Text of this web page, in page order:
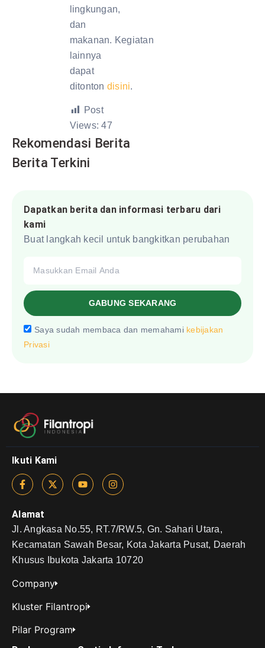
lingkungan,
dan
makanan. Kegiatan
lainnya
dapat
ditonton disini.
Post
Views: 47
Rekomendasi Berita
Berita Terkini
Dapatkan berita dan informasi terbaru dari
kami
Buat langkah kecil untuk bangkitkan perubahan
Saya sudah membaca dan memahami kebijakan
Privasi
GABUNG SEKARANG
Ikuti Kami
Alamat
Jl. Angkasa No.55, RT.7/RW.5, Gn. Sahari Utara,
Kecamatan Sawah Besar, Kota Jakarta Pusat, Daerah
Khusus Ibukota Jakarta 10720
Company
Kluster Filantropi
Pilar Program